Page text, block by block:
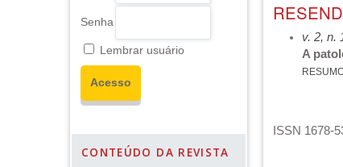
Senha
Lembrar usuário
CONTEÚDO DA REVISTA
v. 2, n.
A
ISSN 1678-